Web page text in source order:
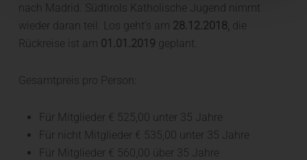
nach Madrid. Südtirols Katholische Jugend nimmt
wieder daran teil. Los geht’s am 28.12.2018, die
Rückreise ist am 01.01.2019 geplant.
Gesamtpreis pro Person:
Für Mitglieder € 525,00 unter 35 Jahre
Für nicht Mitglieder € 535,00 unter 35 Jahre
Für Mitglieder € 560,00 über 35 Jahre